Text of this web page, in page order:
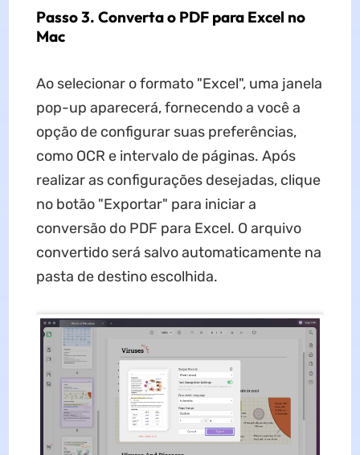
Passo 3. Converta o PDF para Excel no
Mac
Ao selecionar o formato "Excel", uma janela
pop-up aparecerá, fornecendo a você a
opção de configurar suas preferências,
como OCR e intervalo de páginas. Após
realizar as configurações desejadas, clique
no botão "Exportar" para iniciar a
conversão do PDF para Excel. O arquivo
convertido será salvo automaticamente na
pasta de destino escolhida.